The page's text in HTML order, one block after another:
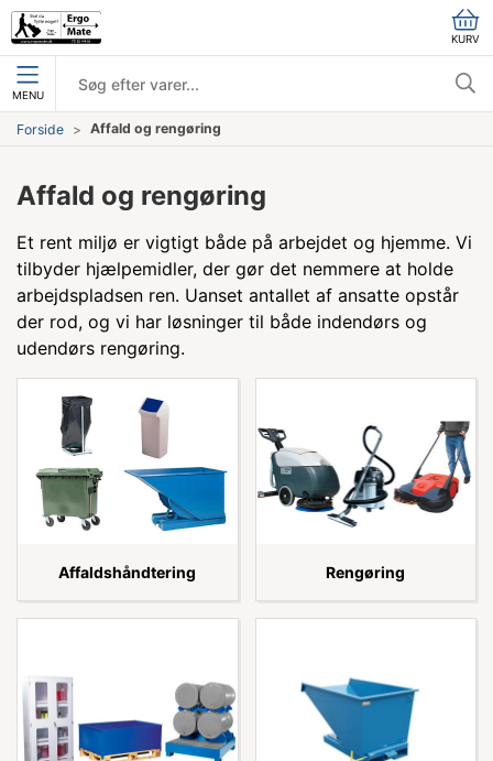
KURV
MENU
Forside Affald og rengøring
Affald og rengøring
Et rent miljø er vigtigt både på arbejdet og hjemme. Vi
tilbyder hjælpemidler, der gør det nemmere at holde
arbejdspladsen ren. Uanset antallet af ansatte opstår
der rod, og vi har løsninger til både indendørs og
udendørs rengøring.
Affaldshåndtering Rengøring